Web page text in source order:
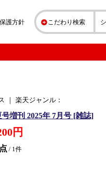
こだわり検索
護方針
｜ 楽天ジャンル：
増刊 2025年 7月号 [雑誌]
円
/ 1件